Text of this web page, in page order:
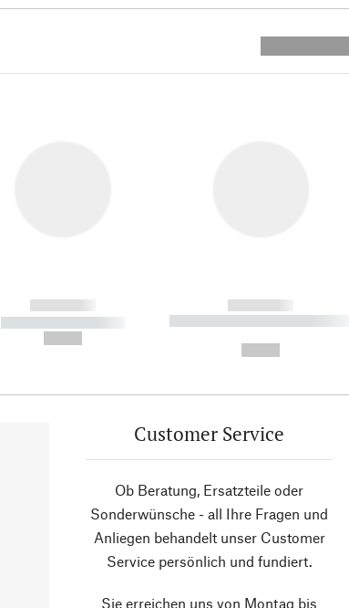
------------
----------- -----------
------------
----------- ----------- ----------
Customer Service
Ob Beratung, Ersatzteile oder
Sonderwünsche - all Ihre Fragen und
Anliegen behandelt unser Customer
Service persönlich und fundiert.
Sie erreichen uns von Montag bis